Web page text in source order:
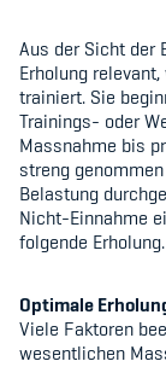
Aus der Sicht der
Erholung
trainiert. Sie
Trainings- oder
Massnahme bis
streng
Belastung
Nicht-Einnahme
folgende Erholung.
Optimale
Viele Faktoren
wesentlichen